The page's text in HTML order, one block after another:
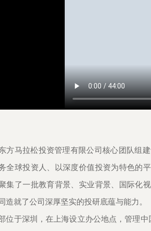
方马拉松投资管理有限公司核心团队组
全球投资人、以深度价值投资为特色的
集了一批教育背景、实业背景、国际化
造就了公司深厚坚实的投研底蕴与能力。
位于深圳，在上海设立办公地点，管理